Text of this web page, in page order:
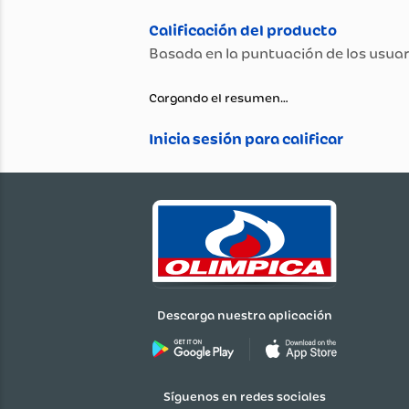
Propiedad
Color
Garantía
Material
Género
Edad mínima
Dimensiones (Ancho x Alto
Cargando el resumen…